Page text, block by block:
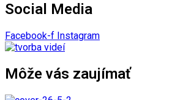
Social Media
Facebook-f Instagram
Môže vás zaujímať